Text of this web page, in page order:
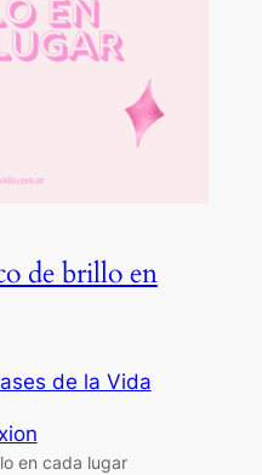
de brillo en
de la Vida
en cada lugar